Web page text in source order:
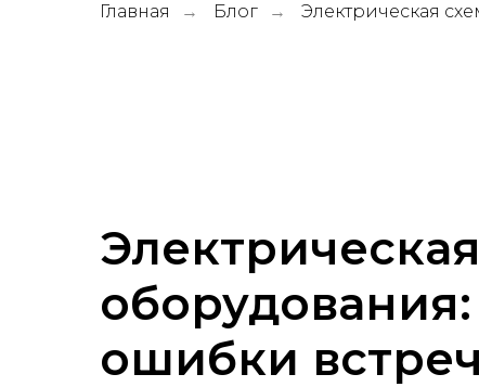
Главная → Блог → Электрическая
оборудования:
ошибки